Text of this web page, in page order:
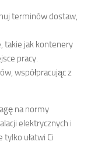
terminów dostaw,
takie jak kontenery
pracy.
współpracując z
na normy
elektrycznych i
ułatwi Ci